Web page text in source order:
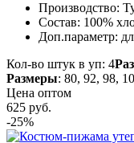
Производство:
Состав: 100%
Доп.параметр:
Кол-во штук в уп: 4
Размеры: 80, 92, 98,
Цена оптом
625 руб.
-25%